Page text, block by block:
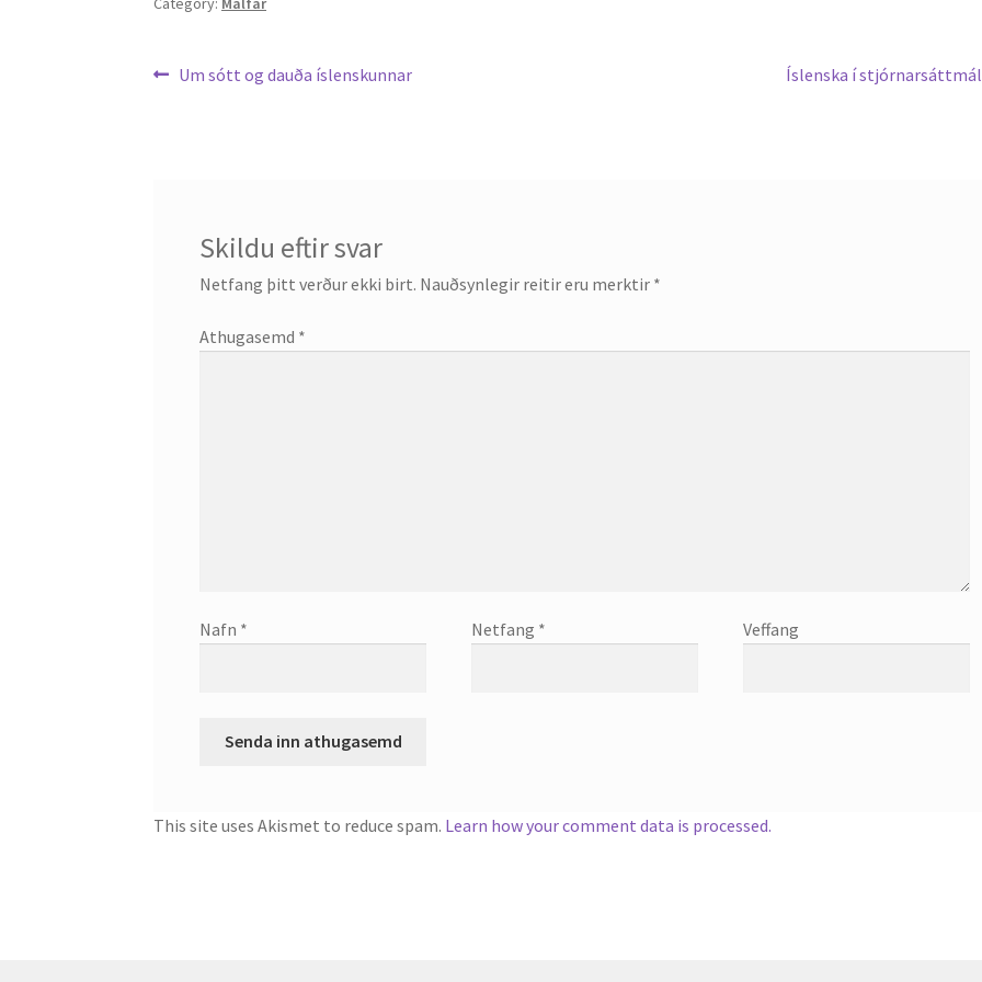
Leiðarkerfi
Previous
Um sótt og dauða íslenskunnar
Next
Íslenska í
Skildu eftir svar
Netfang þitt verður ekki birt. Nauðsynlegir reitir eru merktir *
Athugasemd *
Nafn * Netfang * Veffang
This site uses Akismet to reduce spam. Learn how your comment data is processed.